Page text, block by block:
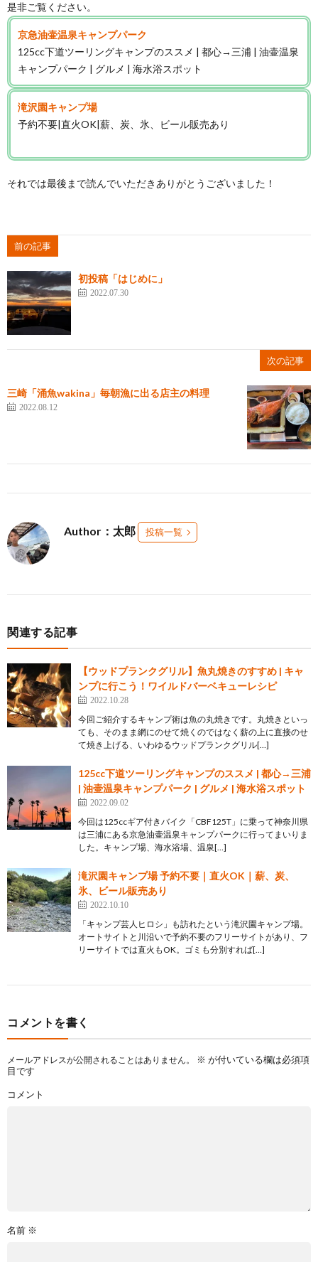
是非ご覧ください。
京急油壷温泉キャンプパーク
125cc下道ツーリングキャンプのススメ | 都心→三浦 | 油壷温泉
キャンプパーク | グルメ | 海水浴スポット
滝沢園キャンプ場
予約不要|直火OK|薪、炭、氷、ビール販売あり
それでは最後まで読んでいただきありがとうございました！
前の記事
初投稿「はじめに」
2022.07.30
次の記事
三崎「涌魚wakina」毎朝漁に出る店主の料理
2022.08.12
Author：太郎 投稿一覧
関連する記事
【ウッドプランクグリル】魚丸焼きのすすめ | キャ
ンプに行こう！ワイルドバーベキューレシピ
2022.10.28
今回ご紹介するキャンプ術は魚の丸焼きです。丸焼きといっ
ても、そのまま網にのせて焼くのではなく薪の上に直接のせ
て焼き上げる、いわゆるウッドプランクグリル[…]
125cc下道ツーリングキャンプのススメ | 都心→三浦
| 油壷温泉キャンプパーク | グルメ | 海水浴スポット
2022.09.02
今回は125ccギア付きバイク「CBF125T」に乗って神奈川県
は三浦にある京急油壷温泉キャンプパークに行ってまいりま
した。キャンプ場、海水浴場、温泉[…]
滝沢園キャンプ場 予約不要｜直火OK｜薪、炭、
氷、ビール販売あり
2022.10.10
「キャンプ芸人ヒロシ」も訪れたという滝沢園キャンプ場。
オートサイトと川沿いで予約不要のフリーサイトがあり、フ
リーサイトでは直火もOK。ゴミも分別すれば[…]
コメントを書く
メールアドレスが公開されることはありません。 ※ が付いている欄は必須項
目です
コメント
名前 ※